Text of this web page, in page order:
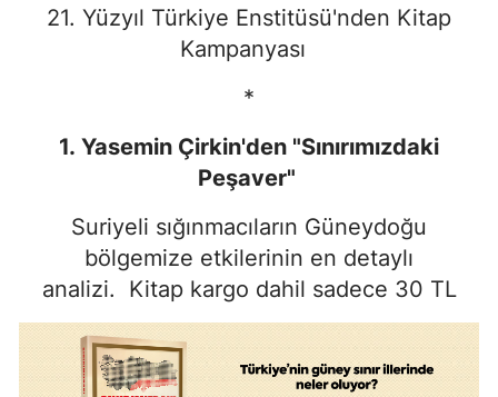
21. Yüzyıl Türkiye Enstitüsü'nden Kitap
Kampanyası
*
1. Yasemin Çirkin'den "Sınırımızdaki
Peşaver"
Suriyeli sığınmacıların Güneydoğu
bölgemize etkilerinin en detaylı
analizi. Kitap kargo dahil sadece 30 TL